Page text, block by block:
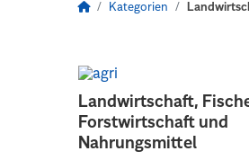
Kategorien
Landwirtschaft,
Forstwirtschaft und
Nahrungsmittel